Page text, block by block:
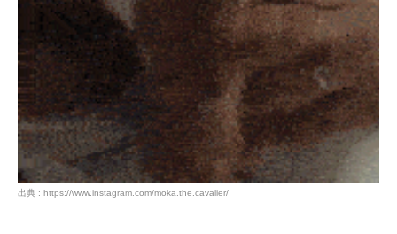
出典 : https://www.instagram.com/moka.the.cavalier/